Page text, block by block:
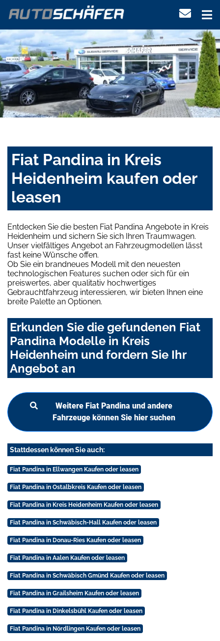
Fiat Pandina in Kreis
Heidenheim kaufen oder
leasen
Entdecken Sie die besten Fiat Pandina Angebote in Kreis
Heidenheim und sichern Sie sich Ihren Traumwagen.
Unser vielfältiges Angebot an Fahrzeugmodellen lässt
fast keine Wünsche offen.
Ob Sie ein brandneues Modell mit den neuesten
technologischen Features suchen oder sich für ein
preiswertes, aber qualitativ hochwertiges
Gebrauchtfahrzeug interessieren, wir bieten Ihnen eine
breite Palette an Optionen.
Erkunden Sie die gefundenen Fiat
Pandina Modelle in Kreis
Heidenheim und fordern Sie Ihr
Angebot an
Weitere Fiat Pandina und andere
Fahrzeuge können Sie hier suchen
Stattdessen können Sie auch:
Fiat Pandina in Ellwangen Kaufen oder leasen
Fiat Pandina in Ostalbkreis Kaufen oder leasen
Fiat Pandina in Kreis Heidenheim Kaufen oder leasen
Fiat Pandina in Schwäbisch-Hall Kaufen oder leasen
Fiat Pandina in Donau-Ries Kaufen oder leasen
Fiat Pandina in Aalen Kaufen oder leasen
Fiat Pandina in Schwäbisch Gmünd Kaufen oder leasen
Fiat Pandina in Grailsheim Kaufen oder leasen
Fiat Pandina in Dinkelsbühl Kaufen oder leasen
Fiat Pandina in Nördlingen Kaufen oder leasen